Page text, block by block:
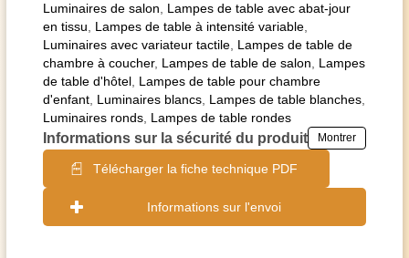
Luminaires de salon
Lampes de table avec abat-jour
en tissu
Lampes de table à intensité variable
Luminaires avec variateur tactile Lampes de table de
chambre à coucher, Lampes de table de salon
Lampes
de table d'hôtel Lampes de table pour chambre
d'enfant Luminaires blancs Lampes de table blanches
Luminaires ronds Lampes de table rondes
Informations sur la sécurité du produit Montrer
Télécharger la fiche technique PDF
Informations sur l'envoi